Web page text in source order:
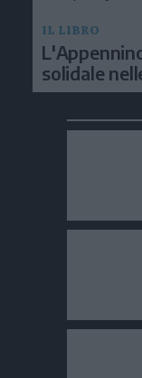
IL LIBRO
solidale